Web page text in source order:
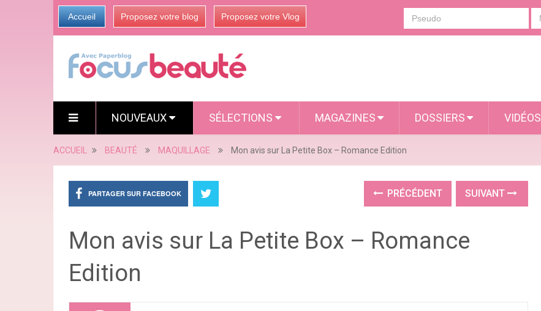
Accueil Proposez votre blog Proposez votre Vlog
NOUVEAUX SÉLECTIONS MAGAZINES DOSSIERS VIDÉOS
ACCUEIL BEAUTÉ MAQUILLAGE Mon avis sur La Petite Box – Romance Edition
PARTAGER SUR FACEBOOK PRÉCÉDENT SUIVANT
Mon avis sur La Petite Box – Romance
Edition